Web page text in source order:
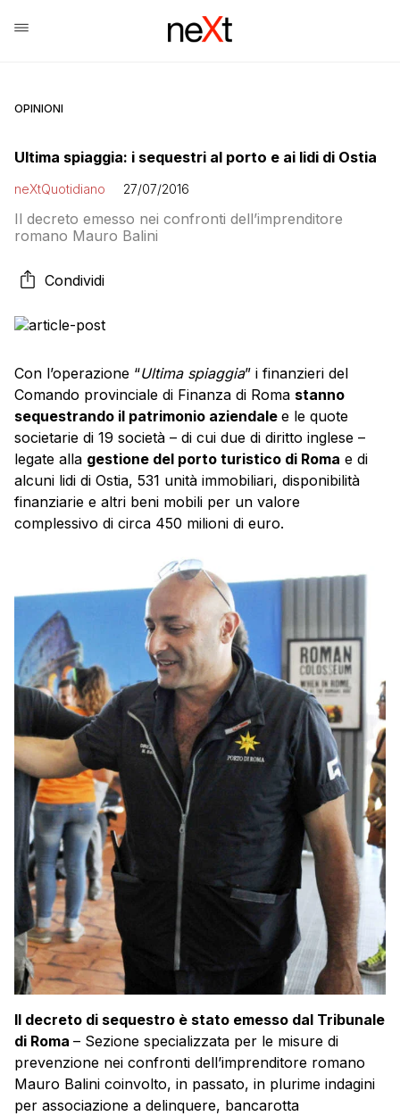
OPINIONI
Ultima spiaggia: i sequestri al porto e ai lidi di Ostia
neXtQuotidiano 27/07/2016
Il decreto emesso nei confronti dell’imprenditore
romano Mauro Balini
Condividi
Con l’operazione “Ultima spiaggia” i finanzieri del
Comando provinciale di Finanza di Roma stanno
sequestrando il patrimonio aziendale e le quote
societarie di 19 società – di cui due di diritto inglese –
legate alla gestione del porto turistico di Roma e di
alcuni lidi di Ostia, 531 unità immobiliari, disponibilità
finanziarie e altri beni mobili per un valore
complessivo di circa 450 milioni di euro.
Il decreto di sequestro è stato emesso dal Tribunale
di Roma – Sezione specializzata per le misure di
prevenzione nei confronti dell’imprenditore romano
Mauro Balini coinvolto, in passato, in plurime indagini
per associazione a delinquere, bancarotta